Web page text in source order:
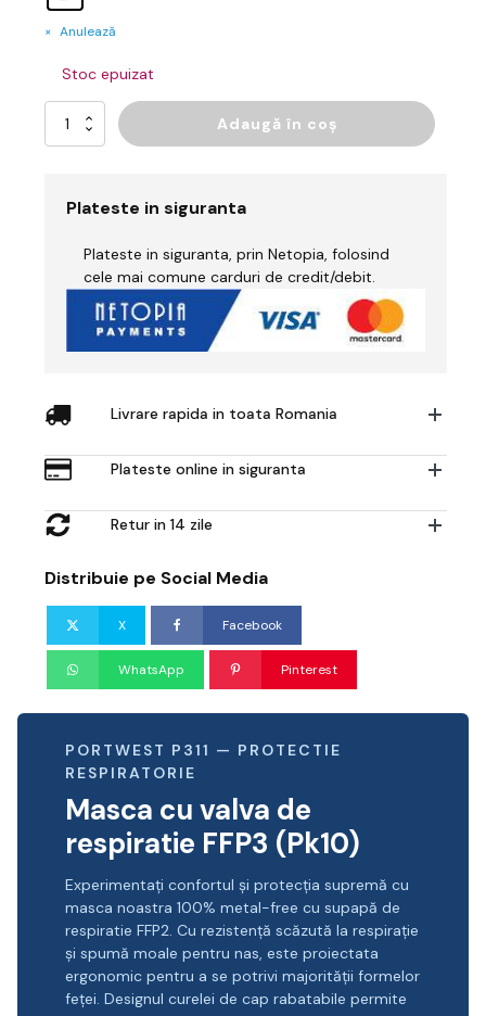
Anulează
Stoc epuizat
Cantitate
respiratie
Adaugă în coș
Plateste in siguranta
Plateste in siguranta, prin Netopia, folosind
cele mai comune carduri de credit/debit.
Livrare rapida in toata Romania
Plateste online in siguranta
Retur in 14 zile
Distribuie pe Social Media
X Facebook
WhatsApp Pinterest
PORTWEST P311 — PROTECTIE
RESPIRATORIE
Masca cu valva de
respiratie FFP3 (Pk10)
Experimentați confortul și protecția supremă cu
masca noastra 100% metal-free cu supapă de
respiratie FFP2. Cu rezistență scăzută la respirație
și spumă moale pentru nas, este proiectata
ergonomic pentru a se potrivi majorității formelor
feței. Designul curelei de cap rabatabile permite